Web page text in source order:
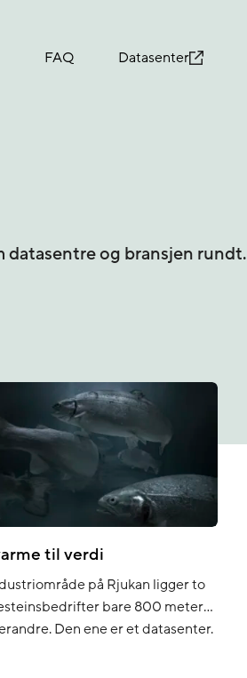
FAQ Datasenter
datasentre og bransjen rundt.
til verdi
på Rjukan ligger to
bare 800 meter
Den ene er et datasenter.